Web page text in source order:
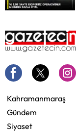
Kahramanmaraş
Gündem
Siyaset